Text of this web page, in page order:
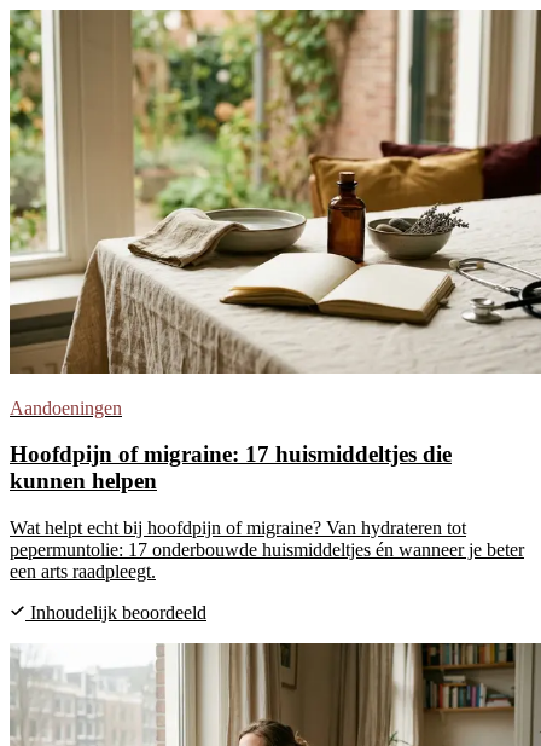
Aandoeningen
Hoofdpijn of migraine: 17 huismiddeltjes die
kunnen helpen
Wat helpt echt bij hoofdpijn of migraine? Van hydrateren tot
pepermuntolie: 17 onderbouwde huismiddeltjes én wanneer je beter
een arts raadpleegt.
Inhoudelijk beoordeeld